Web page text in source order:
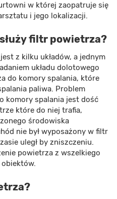
w której zaopatruje się
i jego lokalizacji.
filtr powietrza?
z kilku układów, a jednym
układu dolotowego
do komory spalania, które
paliwa. Problem
komory spalania jest dość
które do niej trafia,
środowiska
nie był wyposażony w filtr
uległ by zniszczeniu.
powietrza z wszelkiego
obiektów.